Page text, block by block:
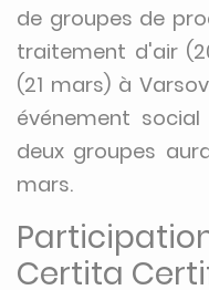
de groupes de
traitement d'air
(21 mars) à
événement
deux groupes
mars.
Certita